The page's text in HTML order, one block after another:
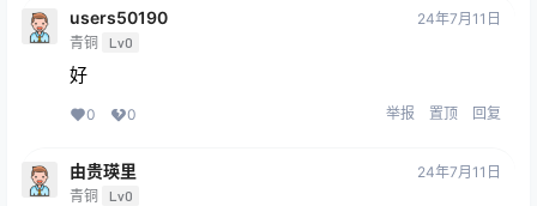
users50190
青铜 Lv0
24年7月11日
好
0 0 举报 置顶 回复
由贵瑛里
青铜 Lv0
24年7月11日